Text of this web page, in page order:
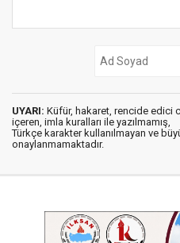
UYARI: Küfür, hakaret, rencide edici
içeren, imla kuralları ile yazılmamış,
Türkçe karakter kullanılmayan ve
onaylanmamaktadır.